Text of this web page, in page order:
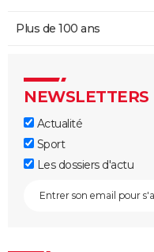
Plus de 100 ans
NEWSLETTERS
Actualité
Sport
Les dossiers d'actu